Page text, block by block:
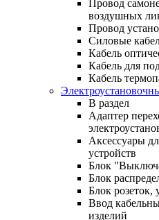
Провод
воздушных
Провод
Силовые
Кабель
Кабель для
Кабель
В раздел
Адаптер
Аксессуары
устройств
Блок
Блок
Блок розеток,
Ввод
изделий